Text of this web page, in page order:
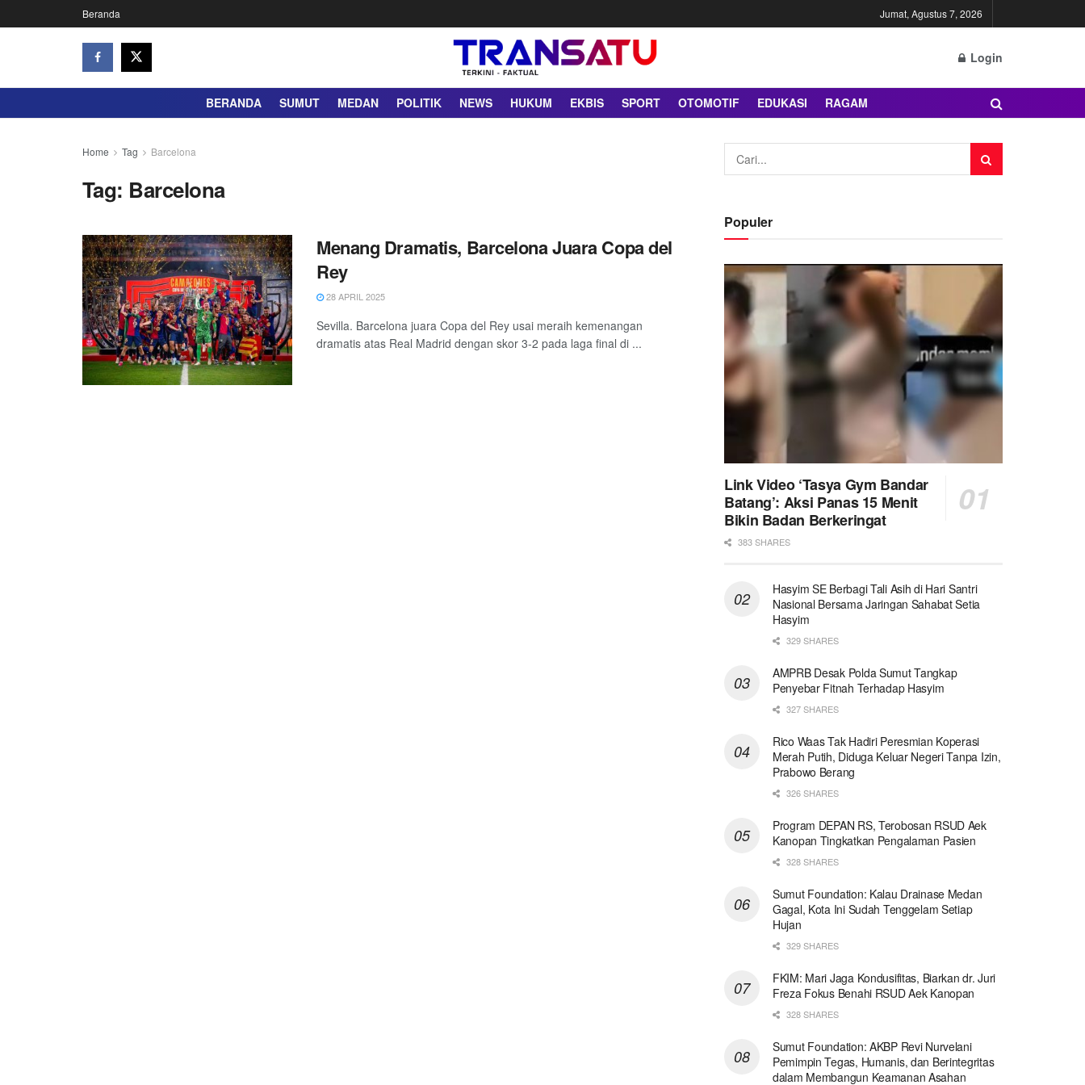
Beranda Jumat, Agustus 7, 2026
Login
BERANDA SUMUT MEDAN POLITIK NEWS HUKUM EKBIS SPORT OTOMOTIF EDUKASI RAGAM
Home Tag Barcelona
Tag: Barcelona
Menang Dramatis, Barcelona Juara Copa del
Rey
28 APRIL 2025
Sevilla. Barcelona juara Copa del Rey usai meraih kemenangan
dramatis atas Real Madrid dengan skor 3-2 pada laga final di ...
Populer
Link Video ‘Tasya Gym Bandar
Batang’: Aksi Panas 15 Menit
Bikin Badan Berkeringat
383 SHARES
Hasyim SE Berbagi Tali Asih di Hari Santri
Nasional Bersama Jaringan Sahabat Setia
Hasyim
329 SHARES
AMPRB Desak Polda Sumut Tangkap
Penyebar Fitnah Terhadap Hasyim
327 SHARES
Rico Waas Tak Hadiri Peresmian Koperasi
Merah Putih, Diduga Keluar Negeri Tanpa Izin,
Prabowo Berang
326 SHARES
Program DEPAN RS, Terobosan RSUD Aek
Kanopan Tingkatkan Pengalaman Pasien
328 SHARES
Sumut Foundation: Kalau Drainase Medan
Gagal, Kota Ini Sudah Tenggelam Setiap
Hujan
329 SHARES
FKIM: Mari Jaga Kondusifitas, Biarkan dr. Juri
Freza Fokus Benahi RSUD Aek Kanopan
328 SHARES
Sumut Foundation: AKBP Revi Nurvelani
Pemimpin Tegas, Humanis, dan Berintegritas
dalam Membangun Keamanan Asahan